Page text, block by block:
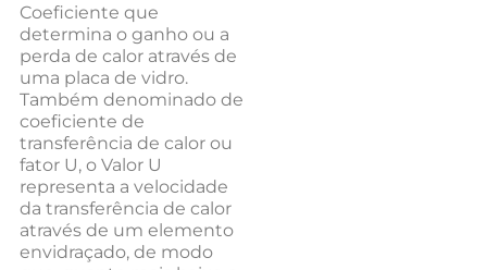
Coeficiente que
determina o ganho ou a
perda de calor através de
uma placa de vidro.
Também denominado de
coeficiente de
transferência de calor ou
fator U, o Valor U
representa a velocidade
da transferência de calor
através de um elemento
envidraçado, de modo